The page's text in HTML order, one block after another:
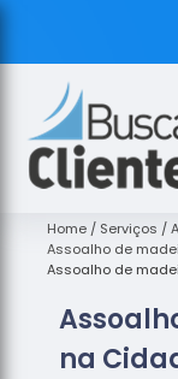
Assoalhos
de Madeira
Decks de
Empresas
de
Home Serviços
Assoalho de
Assoalho de
na